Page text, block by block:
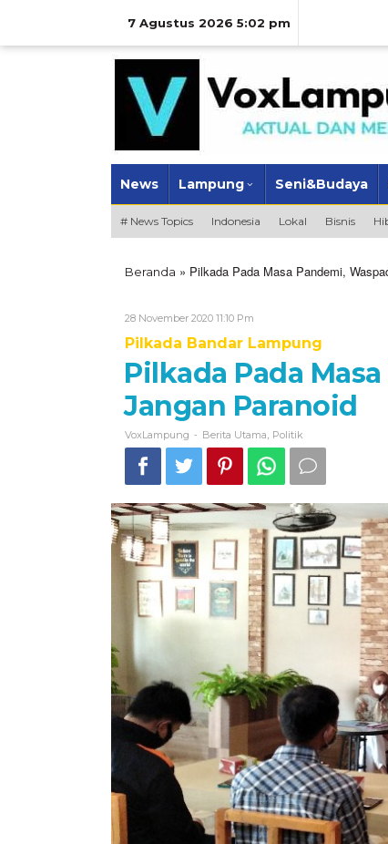
7 Agustus 2026 5:02 pm
News Lampung Seni&Budaya
# News Topics Indonesia Lokal Bisnis
Beranda » Pilkada Pada Masa Pandemi,
28 November 2020 11:10 Pm
Pilkada Bandar Lampung
Pilkada Pada
Jangan Paranoid
VoxLampung - Berita Utama Politik